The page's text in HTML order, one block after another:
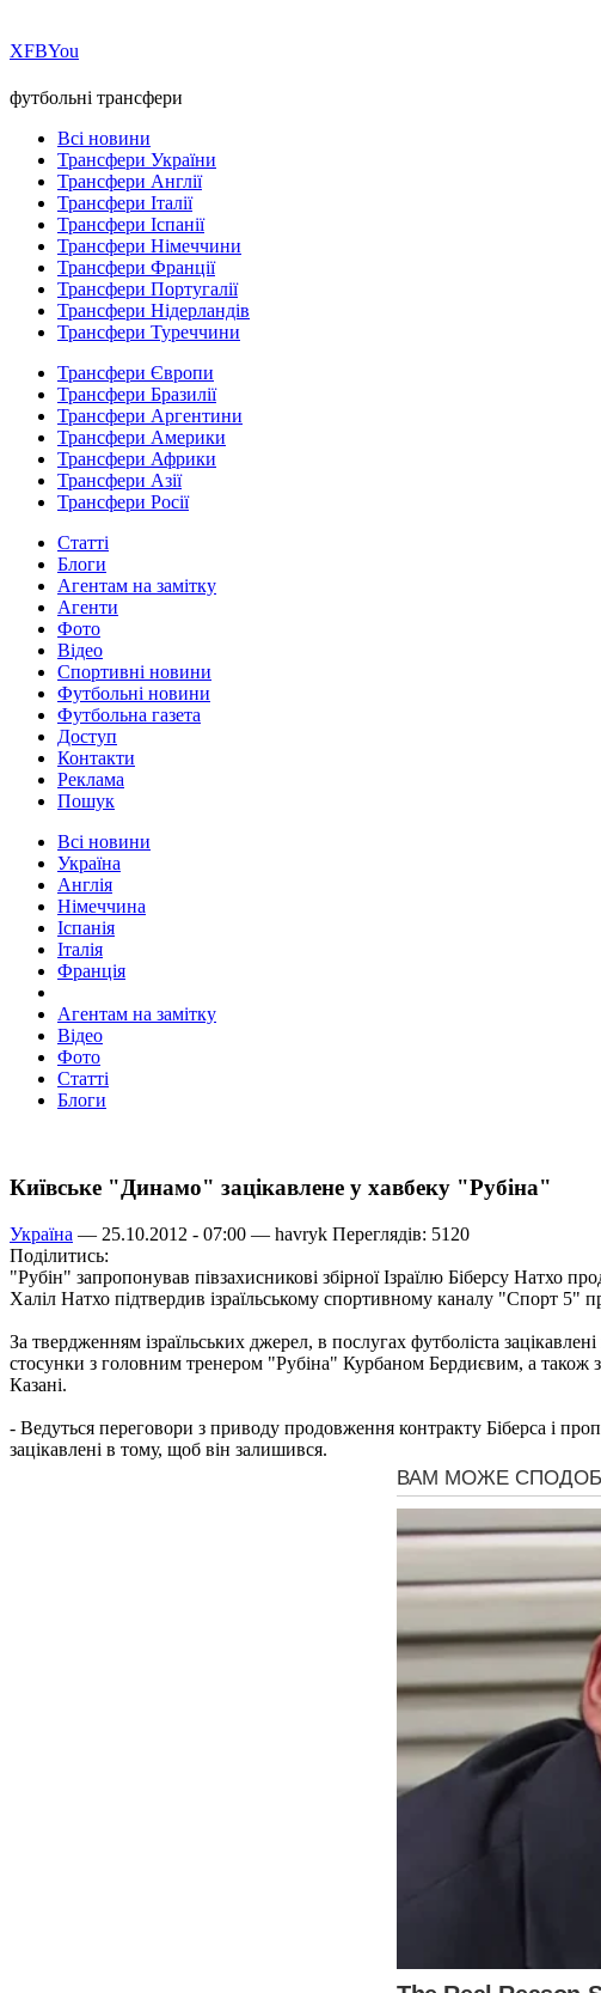
ХFBYou
футбольні трансфери
Всі новини
Трансфери України
Трансфери Англії
Трансфери Італії
Трансфери Іспанії
Трансфери Німеччини
Трансфери Франції
Трансфери Португалії
Трансфери Нідерландів
Трансфери Туреччини
Трансфери Європи
Трансфери Бразилії
Трансфери Аргентини
Трансфери Америки
Трансфери Африки
Трансфери Азії
Трансфери Росії
Статті
Блоги
Агентам на замітку
Агенти
Фото
Відео
Спортивні новини
Футбольні новини
Футбольна газета
Доступ
Контакти
Реклама
Пошук
Всі новини
Україна
Англія
Німеччина
Іспанія
Італія
Франція
Агентам на замітку
Відео
Фото
Статті
Блоги
Київське "Динамо" зацікавлене у хавбеку "Рубіна"
Україна — 25.10.2012 - 07:00 — havryk Переглядів: 5120
Поділитись:
"Рубін" запропонував півзахисникові збірної Ізраїлю Біберсу Натхо
Халіл Натхо підтвердив ізраїльському спортивному каналу "Спорт
За твердженням ізраїльських джерел, в послугах футболіста
стосунки з головним тренером "Рубіна" Курбаном Бердиєвим, а також
Казані.
- Ведуться переговори з приводу продовження контракту Біберса і
зацікавлені в тому, щоб він залишився.